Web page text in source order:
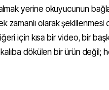
yerine okuyucunun
zamanlı olarak şekillenmesi
için kısa bir video, bir
dökülen bir ürün değil;